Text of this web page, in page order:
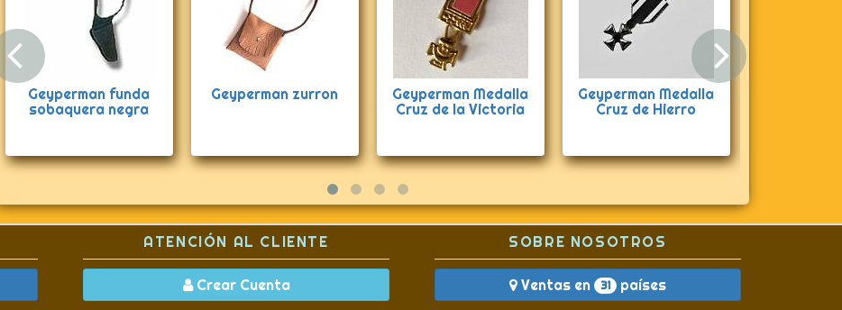
Geyperman zurron
Geyperman Medalla
Geyperman Medalla
Cruz de Hierro
Geyperman caja
individual soldado de
Anterior
ATENCIÓN AL CLIENTE
Crear Cuenta
SOBRE NOSOTROS
Ventas en 31 países